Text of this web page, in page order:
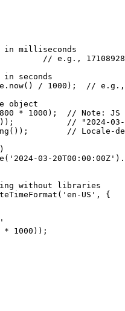
in milliseconds
// e.g.,
seconds
/ 1000);  // e.g.,
object
* 1000);  // Note:
// "2024-03-
// Locale-
03-
without libraries
US', {